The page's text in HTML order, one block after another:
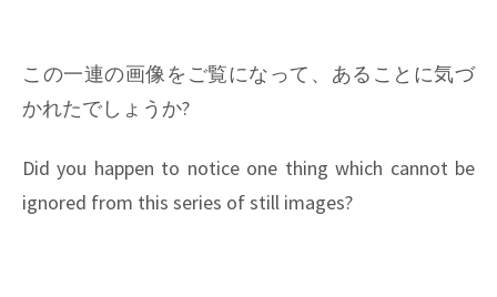
この一連の画像をご覧になって、あることに気づ
かれたでしょうか?
Did you happen to notice one thing which cannot be
ignored from this series of still images?